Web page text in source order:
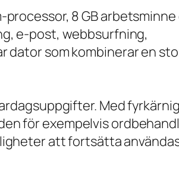
8 GB
e-post, webbsurfning,
dator som kombinerar en
Med
för exempelvis
att fortsätta